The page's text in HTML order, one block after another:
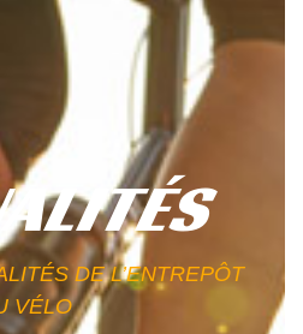
DE L’ENTREPÔT
VÉLO